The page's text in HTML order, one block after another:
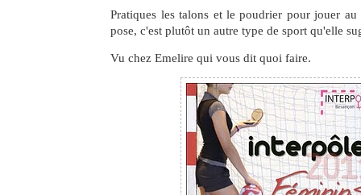
Pratiques les talons et le poudrier pour jouer
pose, c'est plutôt un autre type de sport qu'elle
Vu chez Emelire qui vous dit quoi faire.